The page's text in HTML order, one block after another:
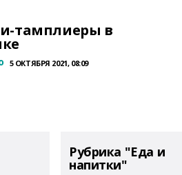
тамплиеры в
5 ОКТЯБРЯ 2021, 08:09
Рубрика "Еда и
напитки"